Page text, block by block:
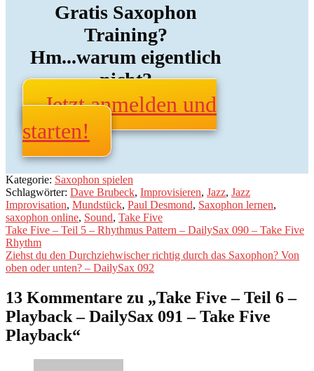
Gratis Saxophon
Training?
Hm...warum eigentlich
nicht?
Jetzt anmelden und
starten!
Kategorie: Saxophon spielen
Schlagwörter: Dave Brubeck, Improvisieren, Jazz, Jazz
Improvisation, Mundstück, Paul Desmond, Saxophon lernen,
saxophon online, Sound, Take Five
Beitragsnavigation
Vorheriger
Beitrag:
Take Five – Teil 5 – Rhythmus Pattern – DailySax 090 – Take Five
Rhythm
Nächster
Beitrag:
Ziehst du den Durchziehwischer richtig durch das Saxophon? Von
oben oder unten? – DailySax 092
13 Kommentare zu „Take Five – Teil 6 –
Playback – DailySax 091 – Take Five
Playback“